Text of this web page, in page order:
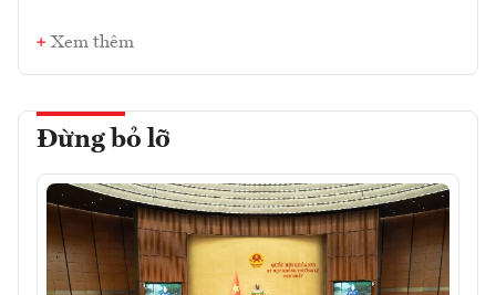
Xem thêm
Đừng bỏ lỡ